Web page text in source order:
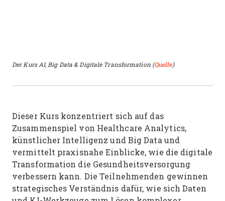
Der Kurs AI, Big Data & Digitale Transformation (Quelle)
Dieser Kurs konzentriert sich auf das
Zusammenspiel von Healthcare Analytics,
künstlicher Intelligenz und Big Data und
vermittelt praxisnahe Einblicke, wie die digitale
Transformation die Gesundheitsversorgung
verbessern kann. Die Teilnehmenden gewinnen
strategisches Verständnis dafür, wie sich Daten